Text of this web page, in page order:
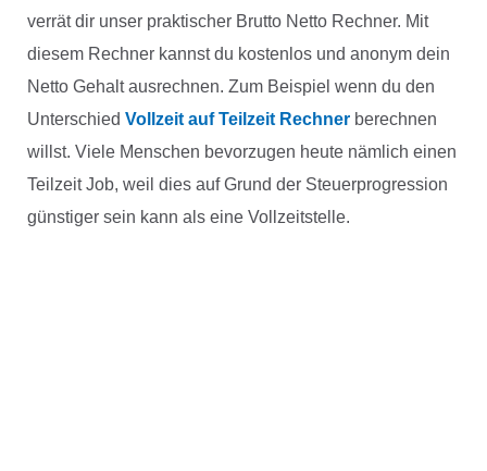
verrät dir unser praktischer Brutto Netto Rechner. Mit
diesem Rechner kannst du kostenlos und anonym dein
Netto Gehalt ausrechnen. Zum Beispiel wenn du den
Unterschied Vollzeit auf Teilzeit Rechnerberechnen
willst. Viele Menschen bevorzugen heute nämlich einen
Teilzeit Job, weil dies auf Grund der Steuerprogression
günstiger sein kann als eine Vollzeitstelle.